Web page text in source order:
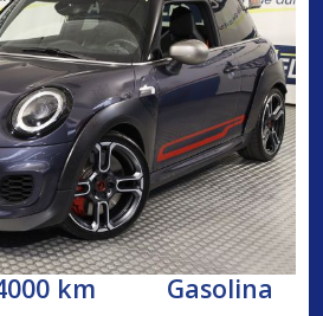
km Gasolina